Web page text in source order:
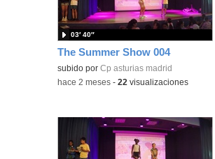
The Summer Show 004
Contenido educativo.
subido porCp asturias madrid
03′ 40″
-hace 2 meses -22 visualizaciones